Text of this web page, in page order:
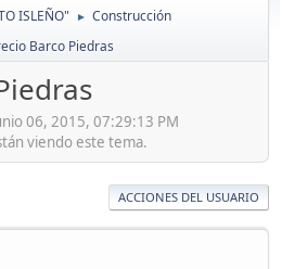
ISLEÑO" ► Construcción
Barco Piedras
06, 2015, 07:29:13 PM
viendo este tema.
ACCIONES DEL USUARIO